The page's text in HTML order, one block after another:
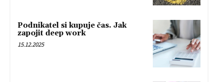
Podnikatel si kupuje čas. Jak
zapojit deep work
15.12.2025